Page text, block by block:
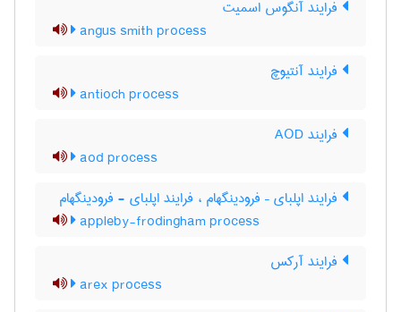
فرایند آنگوس اسمیت
angus smith process
فرایند آنتیوچ
antioch process
فرایند AOD
aod process
فرایند اپلبای – فرودینگهام ، فرایند اپلبای - فرودینگهام
appleby-frodingham process
فرایند آرکس
arex process